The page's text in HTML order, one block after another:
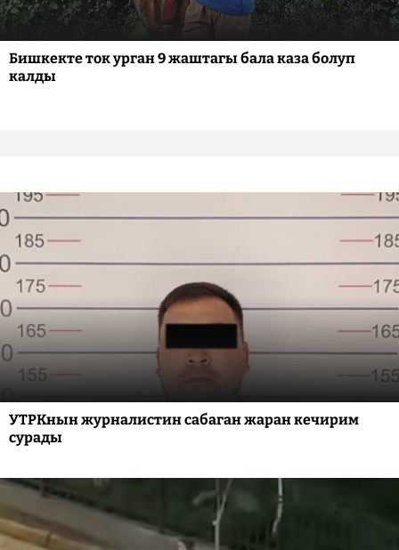
Бишкекте ток урган 9 жаштагы бала каза болуп
калды
УТРКнын журналистин сабаган жаран кечирим
сурады